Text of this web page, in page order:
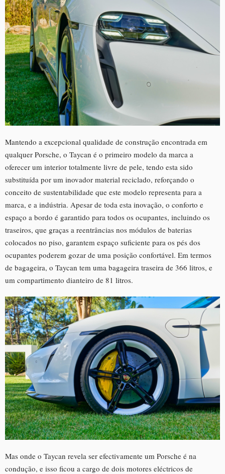
Mantendo a excepcional qualidade de construção encontrada em
qualquer Porsche, o Taycan é o primeiro modelo da marca a
oferecer um interior totalmente livre de pele, tendo esta sido
substituída por um inovador material reciclado, reforçando o
conceito de sustentabilidade que este modelo representa para a
marca, e a indústria. Apesar de toda esta inovação, o conforto e
espaço a bordo é garantido para todos os ocupantes, incluindo os
traseiros, que graças a reentrâncias nos módulos de baterias
colocados no piso, garantem espaço suficiente para os pés dos
ocupantes poderem gozar de uma posição confortável. Em termos
de bagageira, o Taycan tem uma bagageira traseira de 366 litros, e
um compartimento dianteiro de 81 litros.
Mas onde o Taycan revela ser efectivamente um Porsche é na
condução, e isso ficou a cargo de dois motores eléctricos de